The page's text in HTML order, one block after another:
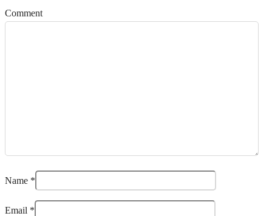
Comment
Name *
Email *